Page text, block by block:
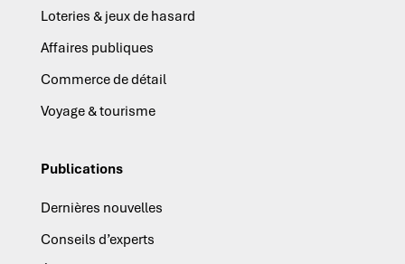
Loteries & jeux de hasard
Affaires publiques
Commerce de détail
Voyage & tourisme
Publications
Dernières nouvelles
Conseils d’experts